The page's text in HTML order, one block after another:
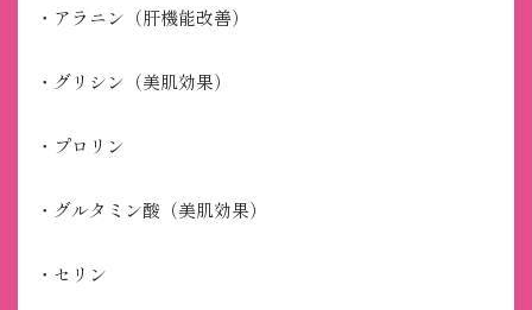
・アラニン（肝機能改善）
・グリシン（美肌効果）
・プロリン
・グルタミン酸（美肌効果）
・セリン